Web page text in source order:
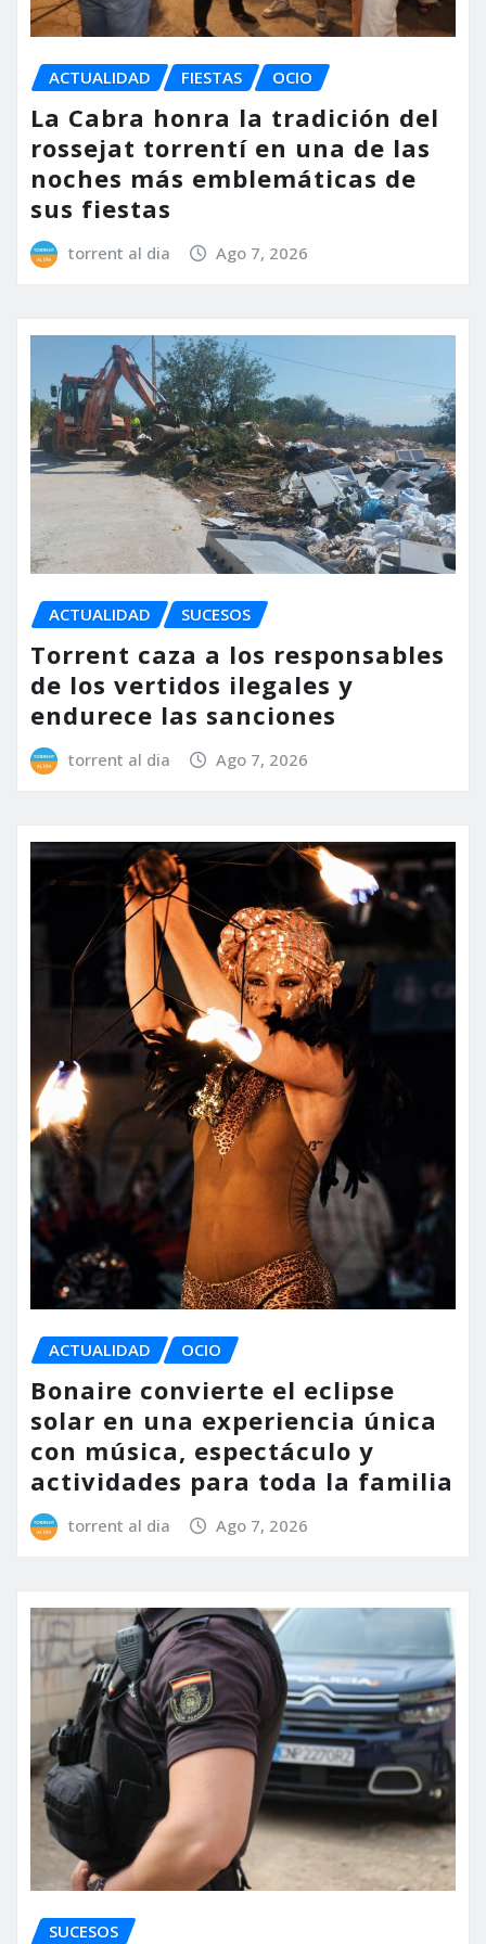
ACTUALIDAD FIESTAS OCIO
La Cabra honra la tradición del
rossejat torrentí en una de las
noches más emblemáticas de
sus fiestas
torrent al dia Ago 7, 2026
ACTUALIDAD SUCESOS
Torrent caza a los responsables
de los vertidos ilegales y
endurece las sanciones
torrent al dia Ago 7, 2026
ACTUALIDAD OCIO
Bonaire convierte el eclipse
solar en una experiencia única
con música, espectáculo y
actividades para toda la familia
torrent al dia Ago 7, 2026
SUCESOS